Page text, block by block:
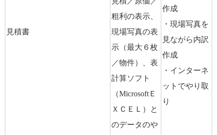
見積書
粗利の表示、
現場写真の表
示（最大６枚
／物件）、表
計算ソフト
（MicrosoftＥ
ＸＣＥＬ）と
のデータのや
作成
・現場写真を
見ながら内訳
作成
・インターネ
ットでやり取
り